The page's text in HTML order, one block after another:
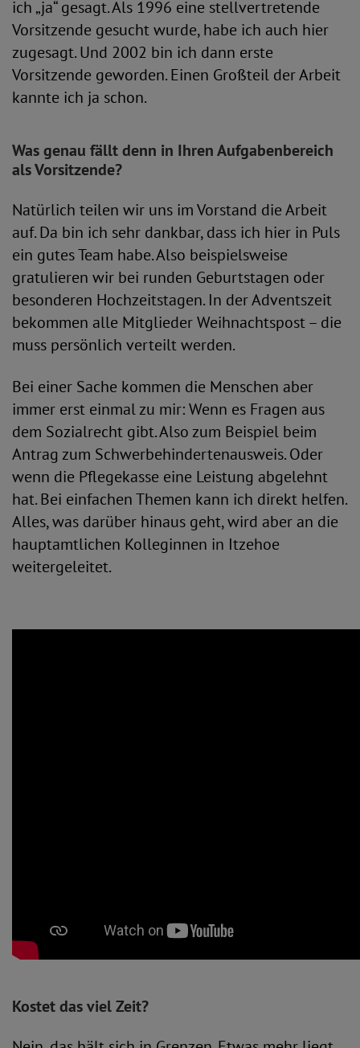
ich „ja“ gesagt. Als 1996 eine stellvertretende
Vorsitzende gesucht wurde, habe ich auch hier
zugesagt. Und 2002 bin ich dann erste
Vorsitzende geworden. Einen Großteil der Arbeit
kannte ich ja schon.
Was genau fällt denn in Ihren Aufgabenbereich
als Vorsitzende?
Natürlich teilen wir uns im Vorstand die Arbeit
auf. Da bin ich sehr dankbar, dass ich hier in Puls
ein gutes Team habe. Also beispielsweise
gratulieren wir bei runden Geburtstagen oder
besonderen Hochzeitstagen. In der Adventszeit
bekommen alle Mitglieder Weihnachtspost – die
muss persönlich verteilt werden.
Bei einer Sache kommen die Menschen aber
immer erst einmal zu mir: Wenn es Fragen aus
dem Sozialrecht gibt. Also zum Beispiel beim
Antrag zum Schwerbehindertenausweis. Oder
wenn die Pflegekasse eine Leistung abgelehnt
hat. Bei einfachen Themen kann ich direkt helfen.
Alles, was darüber hinaus geht, wird aber an die
hauptamtlichen Kolleginnen in Itzehoe
weitergeleitet.
Kostet das viel Zeit?